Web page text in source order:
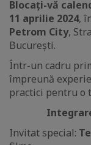
Blocați-vă
11 aprilie 2024,
Petrom City,
București.
Într-un cadru
împreună
practici pentru o
Invitat special: